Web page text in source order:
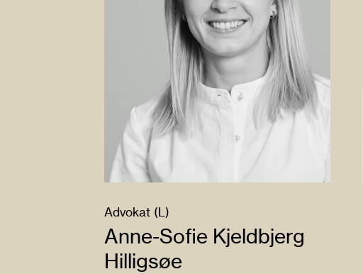
Advokat (L)
Anne-Sofie Kjeldbjerg
Hilligsøe